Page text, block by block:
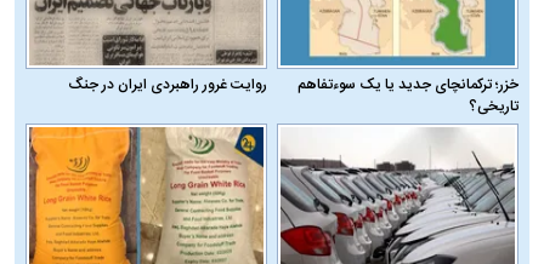
خزر؛ ترکمانچای جدید یا یک سوءتفاهم
تاریخی؟
روایت غرور راهبردی ایران در جنگ